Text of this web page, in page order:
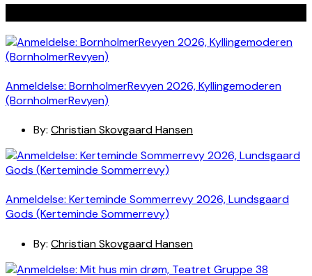
Anmeldelse: BornholmerRevyen 2026, Kyllingemoderen
(BornholmerRevyen)
By: Christian Skovgaard Hansen
Anmeldelse: Kerteminde Sommerrevy 2026, Lundsgaard
Gods (Kerteminde Sommerrevy)
By: Christian Skovgaard Hansen